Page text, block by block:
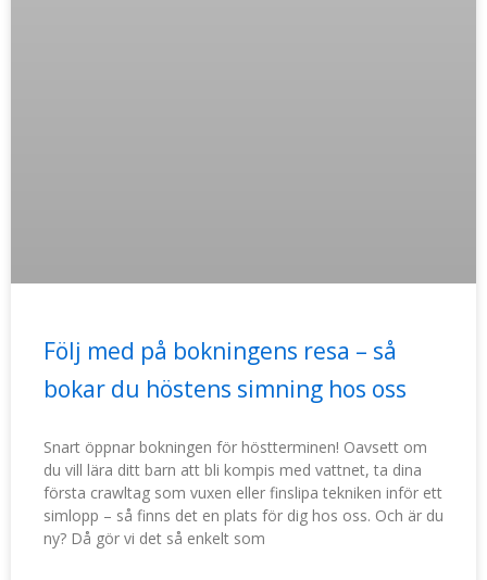
Följ med på bokningens resa – så
bokar du höstens simning hos oss
Snart öppnar bokningen för höstterminen! Oavsett om
du vill lära ditt barn att bli kompis med vattnet, ta dina
första crawltag som vuxen eller finslipa tekniken inför ett
simlopp – så finns det en plats för dig hos oss. Och är du
ny? Då gör vi det så enkelt som